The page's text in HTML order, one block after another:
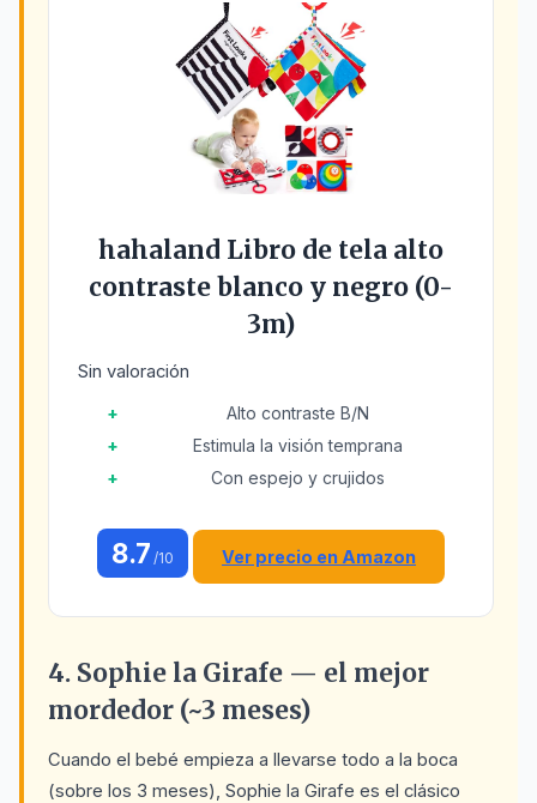
hahaland Libro de tela alto
contraste blanco y negro (0-
3m)
Sin valoración
Alto contraste B/N
Estimula la visión temprana
Con espejo y crujidos
8.7 /10 Ver precio en Amazon
4. Sophie la Girafe — el mejor
mordedor (~3 meses)
Cuando el bebé empieza a llevarse todo a la boca
(sobre los 3 meses), Sophie la Girafe es el clásico